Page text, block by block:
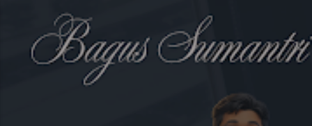
Bagus Sumantri